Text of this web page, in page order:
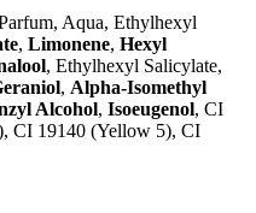
Aqua, Ethylhexyl
, Limonene, Hexyl
, Ethylhexyl Salicylate,
, Alpha-Isomethyl
Alcohol, Isoeugenol, CI
CI 19140 (Yellow 5), CI